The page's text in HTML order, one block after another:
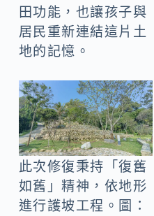
田功能，也讓孩子與
居民重新連結這片土
地的記憶。
此次修復秉持「復舊
如舊」精神，依地形
進行護坡工程。圖：